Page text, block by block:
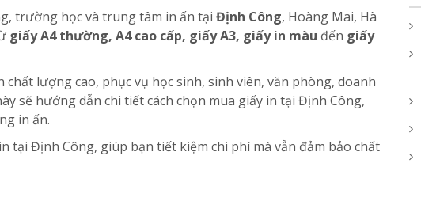
trường học và trung tâm in ấn tại Định Công, Hoàng Mai, Hà
giấy A4 thường, A4 cao cấp, giấy A3, giấy in màu đến giấy
chất lượng cao, phục vụ học sinh, sinh viên, văn phòng, doanh
sẽ hướng dẫn chi tiết cách chọn mua giấy in tại Định Công,
in ấn.
tại Định Công, giúp bạn tiết kiệm chi phí mà vẫn đảm bảo chất